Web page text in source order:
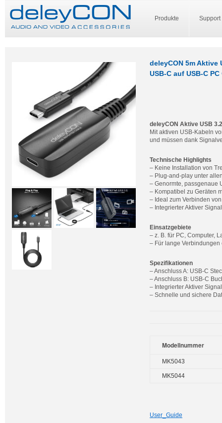
Produkte Support
deleyCON 5m Aktive
USB-C auf USB-C
deleyCON Aktive USB
Mit aktiven USB-Kabeln
und müssen dank
Technische Highlights
– Keine Installation von
– Plug-and-play unter
– Genormte, passgenaue
– Kompatibel zu Geräten
– Ideal zum Verbinden
– Integrierter Aktiver
Einsatzgebiete
– z. B. für PC, Computer,
– Für lange
Spezifikationen
– Anschluss A: USB-C
– Anschluss B: USB-C
– Integrierter Aktiver
– Schnelle und sichere
Modellnummer
MK5043
MK5044
User_Guide